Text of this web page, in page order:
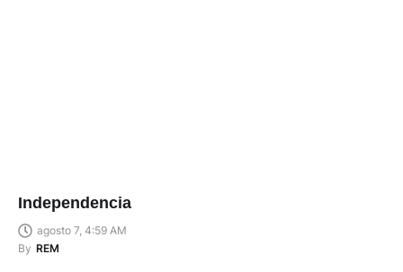
Independencia
agosto 7, 4:59 AM
By REM